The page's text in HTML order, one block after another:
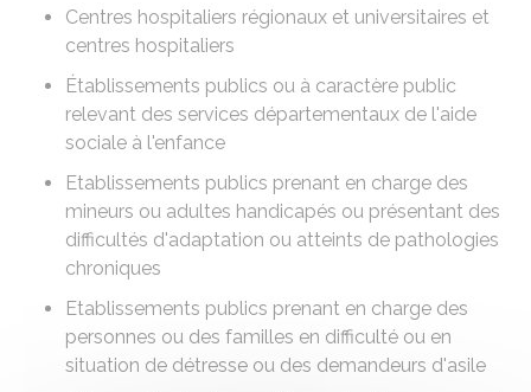
Centres hospitaliers régionaux et universitaires et
centres hospitaliers
Établissements publics ou à caractère public
relevant des services départementaux de l'aide
sociale à l'enfance
Etablissements publics prenant en charge des
mineurs ou adultes handicapés ou présentant des
difficultés d'adaptation ou atteints de pathologies
chroniques
Etablissements publics prenant en charge des
personnes ou des familles en difficulté ou en
situation de détresse ou des demandeurs d'asile